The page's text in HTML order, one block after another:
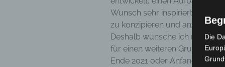
Wunsch sehr inspiriert und
zu konzipieren und anzubieten.
Deshalb wünsche ich mir
für einen weiteren Grundkurs
Ende 2021 oder Anfang 2022
Die